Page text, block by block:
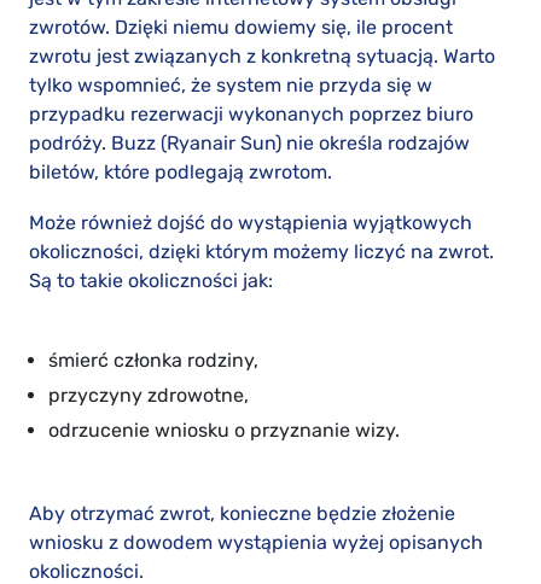
zwrotów. Dzięki niemu dowiemy się, ile procent
zwrotu jest związanych z konkretną sytuacją. Warto
tylko wspomnieć, że system nie przyda się w
przypadku rezerwacji wykonanych poprzez biuro
podróży. Buzz (Ryanair Sun) nie określa rodzajów
biletów, które podlegają zwrotom.
Może również dojść do wystąpienia wyjątkowych
okoliczności, dzięki którym możemy liczyć na zwrot.
Są to takie okoliczności jak:
śmierć członka rodziny,
przyczyny zdrowotne,
odrzucenie wniosku o przyznanie wizy.
Aby otrzymać zwrot, konieczne będzie złożenie
wniosku z dowodem wystąpienia wyżej opisanych
okoliczności.